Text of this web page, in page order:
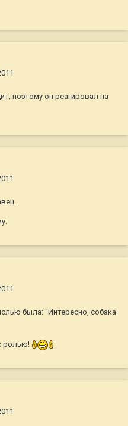
поэтому он реагировал на
была: "Интересно, собака
ролью!